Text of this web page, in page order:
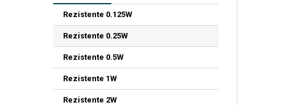
Rezistente 0.125W
Rezistente 0.25W
Rezistente 0.5W
Rezistente 1W
Rezistente 2W